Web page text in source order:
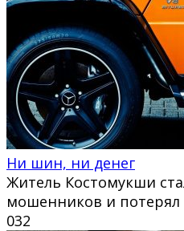
Ни шин, ни денег
Житель Костомукши
мошенников и потерял
032